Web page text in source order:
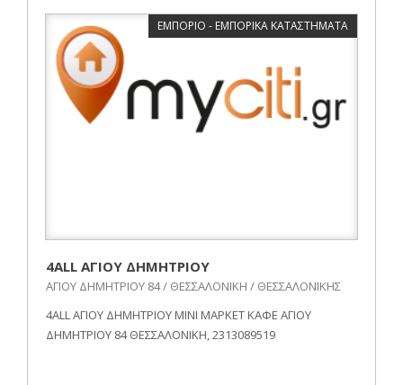
ΕΜΠΟΡΙΟ - ΕΜΠΟΡΙΚΑ ΚΑΤΑΣΤΗΜΑΤΑ
4ALL ΑΓΙΟΥ ΔΗΜΗΤΡΙΟΥ
ΑΓΙΟΥ ΔΗΜΗΤΡΙΟΥ 84 / ΘΕΣΣΑΛΟΝΙΚΗ / ΘΕΣΣΑΛΟΝΙΚΗΣ
4ALL ΑΓΙΟΥ ΔΗΜΗΤΡΙΟΥ ΜΙΝΙ ΜΑΡΚΕΤ ΚΑΦΕ ΑΓΙΟΥ
ΔΗΜΗΤΡΙΟΥ 84 ΘΕΣΣΑΛΟΝΙΚΗ, 2313089519